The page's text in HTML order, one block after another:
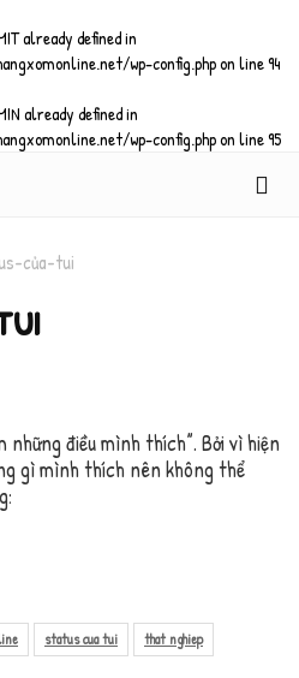
already defined in
wp-config.phpon line94
already defined in
wp-config.phpon line95
của-tui
điều mình thích”. Bởi vì hiện
gì mình thích nên không thể
status cua tui that nghiep